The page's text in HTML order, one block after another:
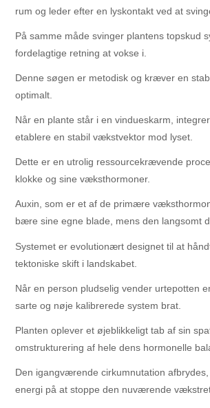
rum og leder efter en lyskontakt ved at
På samme måde svinger plantens topskud
fordelagtige retning at vokse i.
Denne søgen er metodisk og kræver en
optimalt.
Når en plante står i en vindueskarm,
etablere en stabil vækstvektor mod lyset.
Dette er en utrolig ressourcekrævende
klokke og sine væksthormoner.
Auxin, som er et af de primære
bære sine egne blade, mens den langsomt
Systemet er evolutionært designet til at
tektoniske skift i landskabet.
Når en person pludselig vender urtepotten
sarte og nøje kalibrerede system brat.
Planten oplever et øjeblikkeligt tab af sin
omstrukturering af hele dens hormonelle
Den igangværende cirkumnutation
energi på at stoppe den nuværende